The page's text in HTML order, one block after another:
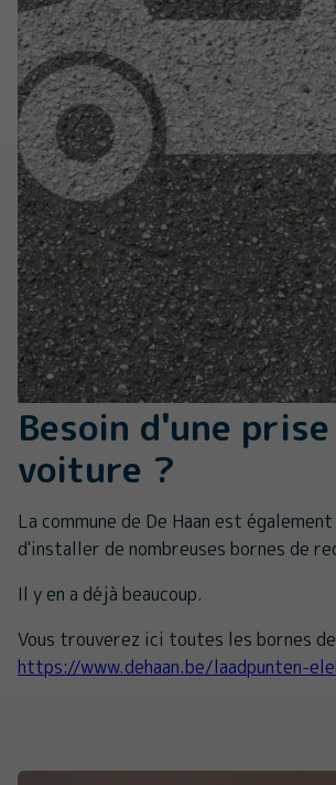
Besoin d'une
voiture ?
La commune de De Haan est
d'installer de nombreuses bornes de
Il y en a déjà beaucoup.
Vous trouverez ici toutes les bornes
https://www.dehaan.be/laadpunten-